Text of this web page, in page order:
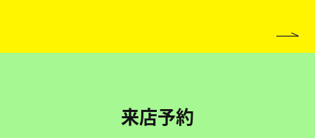
来店予約